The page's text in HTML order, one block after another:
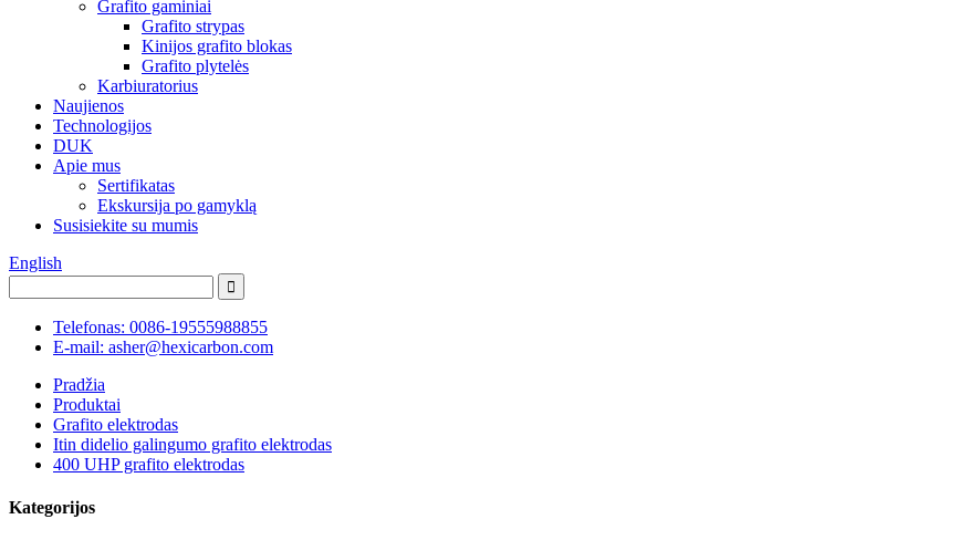
Grafito gaminiai
Grafito strypas
Kinijos grafito blokas
Grafito plytelės
Karbiuratorius
Naujienos
Technologijos
DUK
Apie mus
Sertifikatas
Ekskursija po gamyklą
Susisiekite su mumis
English
Telefonas: 0086-19555988855
E-mail: asher@hexicarbon.com
Pradžia
Produktai
Grafito elektrodas
Itin didelio galingumo grafito elektrodas
400 UHP grafito elektrodas
Kategorijos